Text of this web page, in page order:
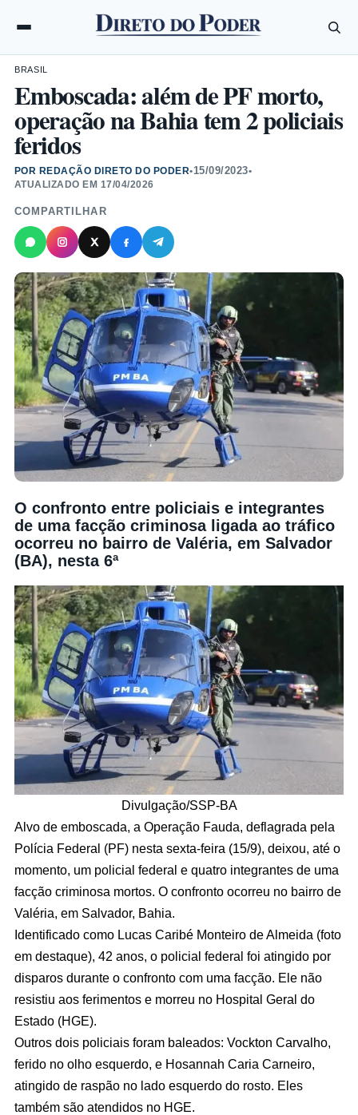
BRASIL
Emboscada: além de PF morto,
operação na Bahia tem 2 policiais
feridos
POR REDAÇÃO DIRETO DO PODER•15/09/2023•
ATUALIZADO EM 17/04/2026
COMPARTILHAR
O confronto entre policiais e integrantes
de uma facção criminosa ligada ao tráfico
ocorreu no bairro de Valéria, em Salvador
(BA), nesta 6ª
Divulgação/SSP-BA
Alvo de emboscada, a Operação Fauda, deflagrada pela
Polícia Federal (PF) nesta sexta-feira (15/9), deixou, até o
momento, um policial federal e quatro integrantes de uma
facção criminosa mortos. O confronto ocorreu no bairro de
Valéria, em Salvador, Bahia.
Identificado como Lucas Caribé Monteiro de Almeida (foto
em destaque), 42 anos, o policial federal foi atingido por
disparos durante o confronto com uma facção. Ele não
resistiu aos ferimentos e morreu no Hospital Geral do
Estado (HGE).
Outros dois policiais foram baleados: Vockton Carvalho,
ferido no olho esquerdo, e Hosannah Caria Carneiro,
atingido de raspão no lado esquerdo do rosto. Eles
também são atendidos no HGE.